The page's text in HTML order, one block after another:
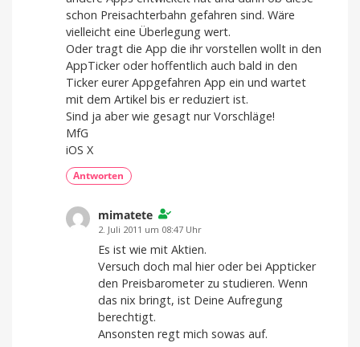
schon Preisachterbahn gefahren sind. Wäre
vielleicht eine Überlegung wert.
Oder tragt die App die ihr vorstellen wollt in den
AppTicker oder hoffentlich auch bald in den
Ticker eurer Appgefahren App ein und wartet
mit dem Artikel bis er reduziert ist.
Sind ja aber wie gesagt nur Vorschläge!
MfG
iOS X
Antworten
mimatete
2. Juli 2011 um 08:47 Uhr
Es ist wie mit Aktien.
Versuch doch mal hier oder bei Appticker
den Preisbarometer zu studieren. Wenn
das nix bringt, ist Deine Aufregung
berechtigt.
Ansonsten regt mich sowas auf.